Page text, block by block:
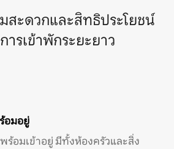
สะดวกและสิทธิประโยชน์
ารเข้าพักระยะยาว
อมอยู่
ร้อมเข้าอยู่ มีทั้งห้องครัวและสิ่ง